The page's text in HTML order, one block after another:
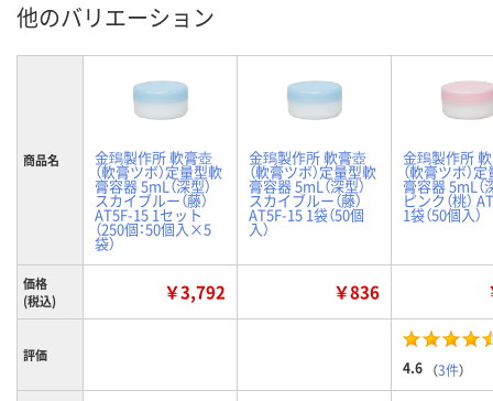
他のバリエーション
商品名 金鵄製作所 軟膏壺
（軟膏ツボ）定量型軟
膏容器 5mL（深型）
スカイブルー（藤）
AT5F-15 1セット
（250個：50個入×5
袋）
金鵄製作所 軟膏壺
（軟膏ツボ）定量型軟
膏容器 5mL（深型）
スカイブルー（藤）
AT5F-15 1袋（50個
入）
金鵄製作所
（軟膏ツボ）
膏容器 5mL（
ピンク（桃）
1袋（50個入）
価格
(税込)
￥3,792 ￥836
評価
4.6 （3件）